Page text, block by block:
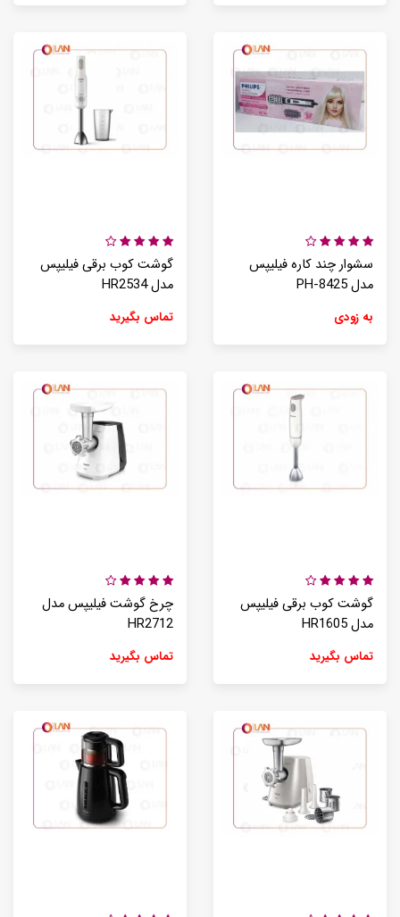
سشوار چند کاره فیلیپس
مدل PH-8425
به زودی
گوشت کوب برقی فیلیپس
مدل HR2534
تماس بگیرید
گوشت کوب برقی فیلیپس
مدل HR1605
تماس بگیرید
چرخ گوشت فیلیپس مدل
HR2712
تماس بگیرید